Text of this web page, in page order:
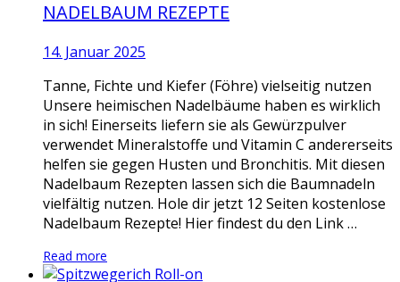
NADELBAUM REZEPTE
14. Januar 2025
Tanne, Fichte und Kiefer (Föhre) vielseitig nutzen
Unsere heimischen Nadelbäume haben es wirklich
in sich! Einerseits liefern sie als Gewürzpulver
verwendet Mineralstoffe und Vitamin C andererseits
helfen sie gegen Husten und Bronchitis. Mit diesen
Nadelbaum Rezepten lassen sich die Baumnadeln
vielfältig nutzen. Hole dir jetzt 12 Seiten kostenlose
Nadelbaum Rezepte! Hier findest du den Link …
Read more